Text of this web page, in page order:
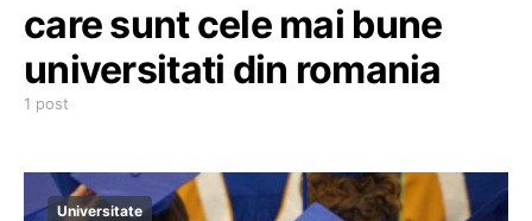
care sunt cele mai bune
universitati din romania
1 post
Universitate